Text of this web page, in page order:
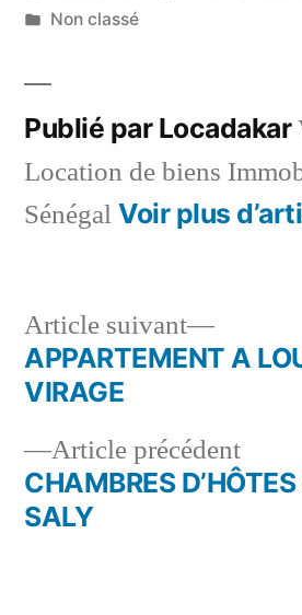
par
Publié
Non classé
Publié par Locadakar
Location de biens
Sénégal Voir plus
Navigation
l’article
Article précédentArticle
CHAMBRES
SALY
Article suivant
Article
suivant
APPARTEMENT A
VIRAGE